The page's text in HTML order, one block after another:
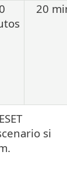
20
si